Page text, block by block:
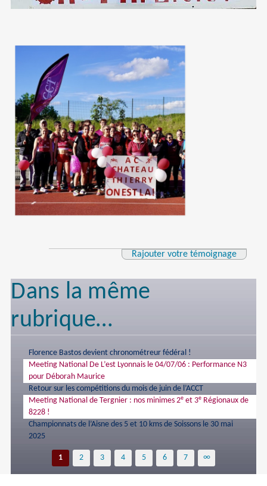
Rajouter votre témoignage
Dans la même
rubrique…
Florence Bastos devient chronométreur fédéral !
Meeting National De L’est Lyonnais le 04/07/06 : Performance N3
pour Déborah Maurice
Retour sur les compétitions du mois de juin de l’ACCT
Meeting National de Tergnier : nos minimes 2e et 3e Régionaux de
8228 !
Championnats de l’Aisne des 5 et 10 kms de Soissons le 30 mai
2025
1 2 3 4 5 6 7 ∞